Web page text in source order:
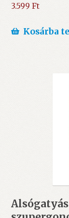
3.599 Ft
Kosárba